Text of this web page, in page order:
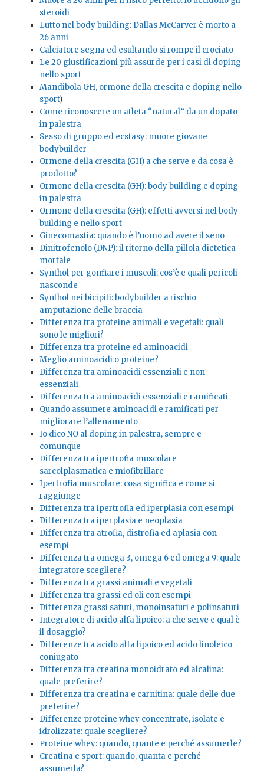
steroidi
Lutto nel body building: Dallas McCarver è morto a
26 anni
Calciatore segna ed esultando si rompe il crociato
Le 20 giustificazioni più assurde per i casi di doping
nello sport
Mandibola GH, ormone della crescita e doping nello
sport)
Come riconoscere un atleta “natural” da un dopato
in palestra
Sesso di gruppo ed ecstasy: muore giovane
bodybuilder
Ormone della crescita (GH) a che serve e da cosa è
prodotto?
Ormone della crescita (GH): body building e doping
in palestra
Ormone della crescita (GH): effetti avversi nel body
building e nello sport
Ginecomastia: quando è l’uomo ad avere il seno
Dinitrofenolo (DNP): il ritorno della pillola dietetica
mortale
Synthol per gonfiare i muscoli: cos’è e quali pericoli
nasconde
Synthol nei bicipiti: bodybuilder a rischio
amputazione delle braccia
Differenza tra proteine animali e vegetali: quali
sono le migliori?
Differenza tra proteine ed aminoacidi
Meglio aminoacidi o proteine?
Differenza tra aminoacidi essenziali e non
essenziali
Differenza tra aminoacidi essenziali e ramificati
Quando assumere aminoacidi e ramificati per
migliorare l’allenamento
Io dico NO al doping in palestra, sempre e
comunque
Differenza tra ipertrofia muscolare
sarcolplasmatica e miofibrillare
Ipertrofia muscolare: cosa significa e come si
raggiunge
Differenza tra ipertrofia ed iperplasia con esempi
Differenza tra iperplasia e neoplasia
Differenza tra atrofia, distrofia ed aplasia con
esempi
Differenza tra omega 3, omega 6 ed omega 9: quale
integratore scegliere?
Differenza tra grassi animali e vegetali
Differenza tra grassi ed oli con esempi
Differenza grassi saturi, monoinsaturi e polinsaturi
Integratore di acido alfa lipoico: a che serve e qual è
il dosaggio?
Differenze tra acido alfa lipoico ed acido linoleico
coniugato
Differenza tra creatina monoidrato ed alcalina:
quale preferire?
Differenza tra creatina e carnitina: quale delle due
preferire?
Differenze proteine whey concentrate, isolate e
idrolizzate: quale scegliere?
Proteine whey: quando, quante e perché assumerle?
Creatina e sport: quando, quanta e perché
assumerla?